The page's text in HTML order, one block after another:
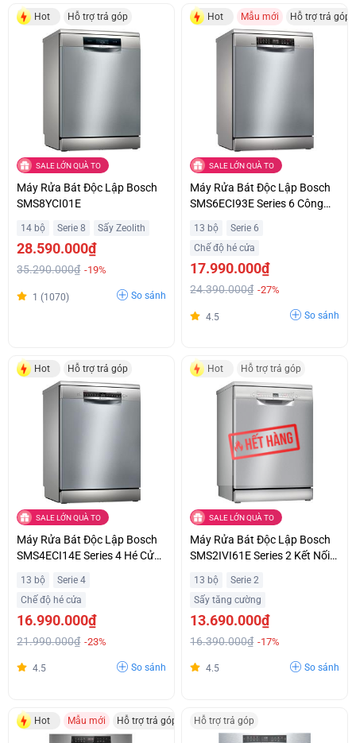
Hot Hỗ trợ trả góp
SALE LỚN QUÀ TO
Máy Rửa Bát Độc Lập Bosch
SMS8YCI01E
14 bộ Serie 8 Sấy Zeolith
28.590.000₫
35.290.000₫ -19%
1 (1070) So sánh
Hot Mẫu mới Hỗ trợ trả góp
SALE LỚN QUÀ TO
Máy Rửa Bát Độc Lập Bosch
SMS6ECI93E Series 6 Công
13 bộ
Serie 6
Chế độ hé cửa
17.990.000₫
24.390.000₫ -27%
4.5 So sánh
Hot Hỗ trợ trả góp
SALE LỚN QUÀ TO
Máy Rửa Bát Độc Lập Bosch
SMS4ECI14E Series 4 Hé Cửa
13 bộ
Serie 4
Chế độ hé cửa
16.990.000₫
21.990.000₫ -23%
4.5 So sánh
Hot Hỗ trợ trả góp
SALE LỚN QUÀ TO
Máy Rửa Bát Độc Lập Bosch
SMS2IVI61E Series 2 Kết Nối
Hỗ Trợ Trả Góp
13 bộ
Serie 2
Sấy tăng cường
13.690.000₫
16.390.000₫ -17%
4.5 So sánh
Hot Mẫu mới Hỗ trợ trả góp Hỗ trợ trả góp